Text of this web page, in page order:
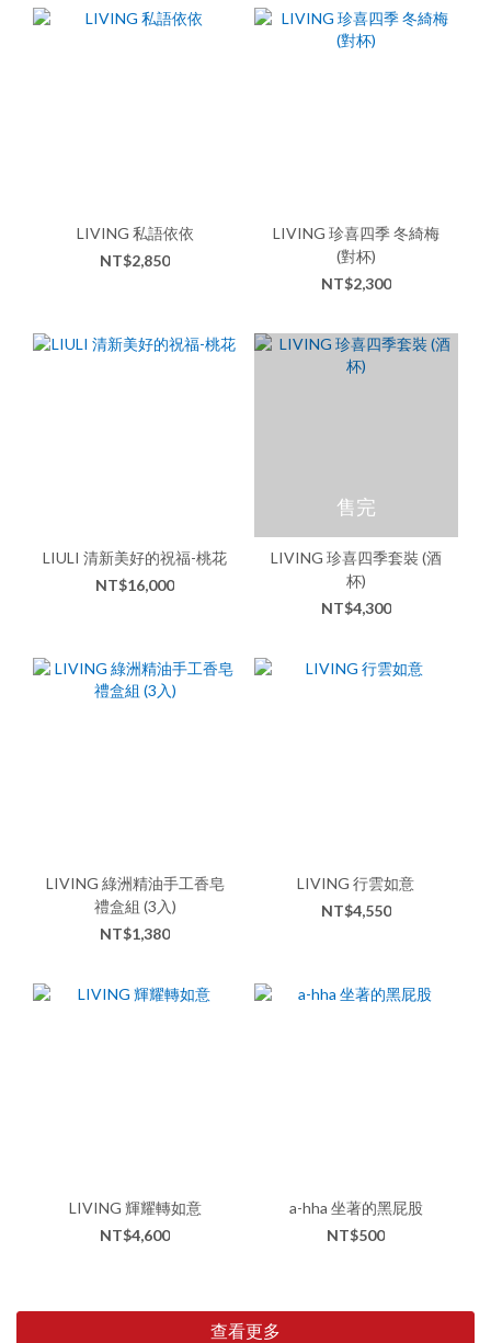
LIVING 私語依依
NT$2,850
LIVING 珍喜四季 冬綺梅
(對杯)
NT$2,300
LIULI 清新美好的祝福-桃花
NT$16,000
售完
LIVING 珍喜四季套裝 (酒
杯)
NT$4,300
LIVING 綠洲精油手工香皂
禮盒組 (3入)
NT$1,380
LIVING 行雲如意
NT$4,550
LIVING 輝耀轉如意
NT$4,600
a-hha 坐著的黑屁股
NT$500
查看更多